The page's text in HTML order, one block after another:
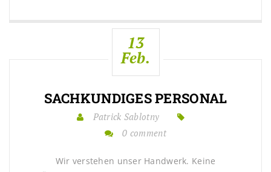
13
Feb.
SACHKUNDIGES PERSONAL
Patrick Sablotny
0 comment
Wir verstehen unser Handwerk. Keine